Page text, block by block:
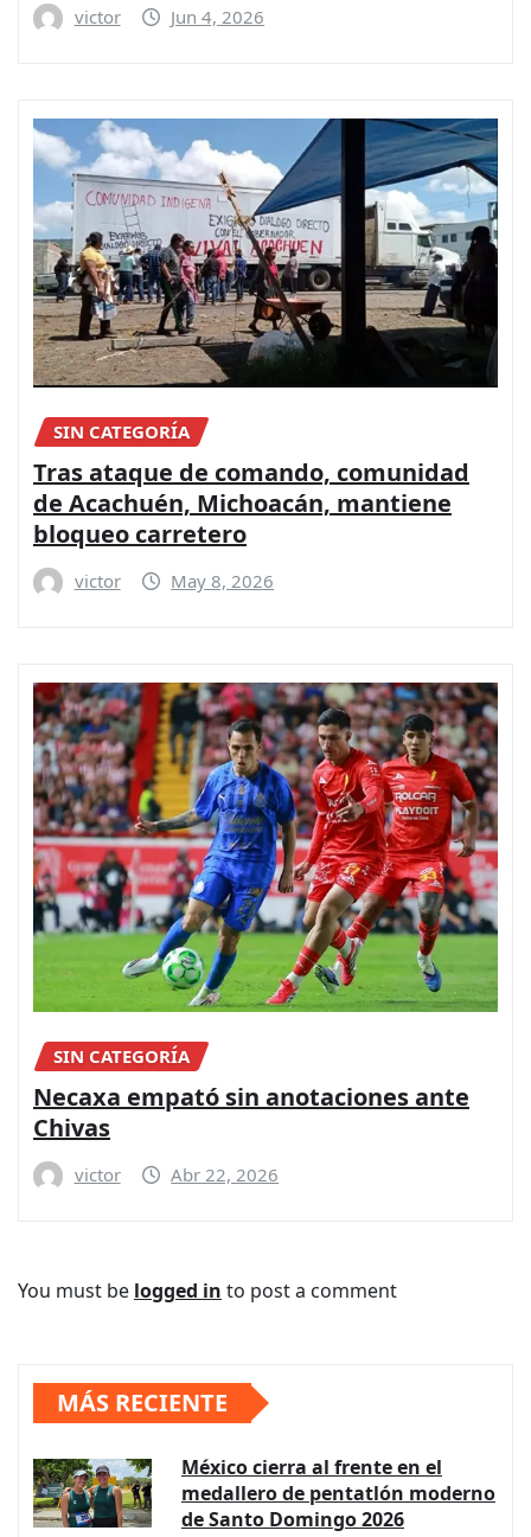
victor Jun 4, 2026
SIN CATEGORÍA
Tras ataque de comando, comunidad
de Acachuén, Michoacán, mantiene
bloqueo carretero
victor May 8, 2026
SIN CATEGORÍA
Necaxa empató sin anotaciones ante
Chivas
victor Abr 22, 2026
You must be logged in to post a comment
MÁS RECIENTE
México cierra al frente en el
medallero de pentatlón moderno
de Santo Domingo 2026